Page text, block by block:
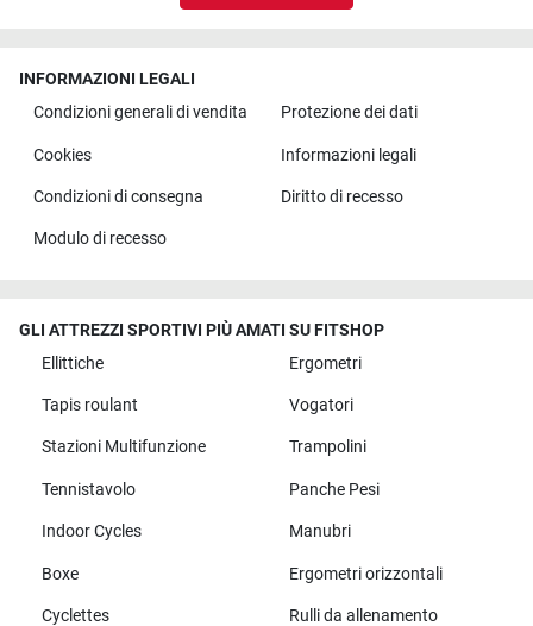
INFORMAZIONI LEGALI
Condizioni generali di vendita
Protezione dei dati
Cookies Informazioni legali
Condizioni di consegna Diritto di recesso
Modulo di recesso
GLI ATTREZZI SPORTIVI PIÙ AMATI SU FITSHOP
Ellittiche
Ergometri
Tapis roulant Vogatori
Stazioni Multifunzione Trampolini
Tennistavolo Panche Pesi
Indoor Cycles Manubri
Boxe Ergometri orizzontali
Cyclettes Rulli da allenamento